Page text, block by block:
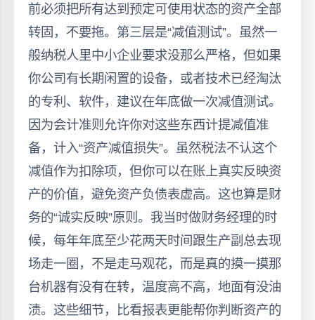
前必须把所有达到预定可使用状态的资产全部
转固，不要拖。第三层是“减值测试”。虽然一
般纳税人里中小企业要求没那么严格，但如果
你公司有长期闲置的设备，或者技术已经淘汰
的专利、软件，建议在年底做一次减值测试。
因为会计准则允许你对这些东西计提减值准
备，计入“资产减值损失”。虽然税法不认这个
减值作为扣除项，但你可以在账上真实反映资
产的价值，避免资产负债表虚高。这也算是财
务的“诚实反映”原则。我当时做财务经理的时
候，每年年底至少花两天时间跟生产副总去现
场走一圈，不是走马观花，而是真的摸一摸那
台机器有没有在转，温度高不高，地面有没油
渍。这些细节，比看报表更能帮你判断资产的